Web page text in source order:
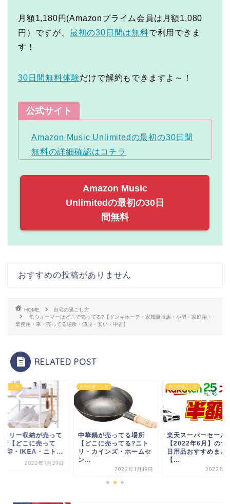
月額1,180円(Amazonプライム会員は月額1,080
円）ですが、 最初の30日間は無料で利用できま
す！
30日間無料体験だけで解約もできますよ～！
公式サイト
Amazon Music Unlimitedの最初の30日間
無料の詳細確認はコチラ
Amazon Music
Unlimitedの最初の30日
間無料
おすすめの投稿がありません
HOME
自宅の過ごし方
缶ウォーマーはどこで売ってる?【ドンキホーテ・家電量販店・小型・家庭用・
業務用・車・売ってる場所・値段・安い・中古】
RELATED POST
過ごし方
ドリー収納が売って
所【どこに売って
印・IKEA・ニト...
2022年1月29日
自宅の過ごし方
中華鍋が売ってる場所
【どこに売ってる?ニト
リ・カインズ・ホームセ
ン...
2022年1月19日
自宅の過ごし方
楽天スーパーセール
【2022年6月】の食
日用品おすすめまと
【...
2022年6